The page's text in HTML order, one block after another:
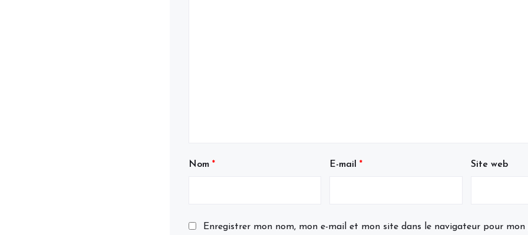
Nom * E-mail* Site web
Enregistrer mon nom, mon e-mail et mon site dans le navigateur pour mon